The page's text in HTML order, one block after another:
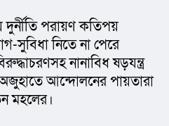
পরায়ণ কতিপয়
সুবিধা নিতে না পেরে
নানাবিধ ষড়যন্ত্র
আন্দোলনের পায়তারা
মহলের।